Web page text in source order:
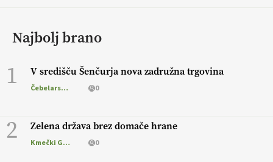
Najbolj brano
1 V središču Šenčurja nova zadružna trgovina
Čebelarstvo 0
2 Zelena država brez domače hrane
Kmečki Glas 0